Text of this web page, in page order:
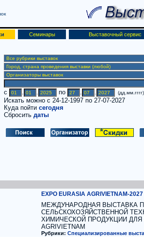
Семинары Выставочный сервис
c . . по . . (дд.мм.гггг)
Искать можно с 24-12-1997 по 27-07-2027
Куда пойти сегодня
Сбросить даты
EXPO EURASIA AGRIVIETNAM-2027
МЕЖДУНАРОДНАЯ ВЫСТАВКА
СЕЛЬСКОХОЗЯЙСТВЕННОЙ
ХИМИЧЕСКОЙ ПРОДУКЦИИ ДЛЯ
AGRIVIETNAM
Рубрики: Специализированные